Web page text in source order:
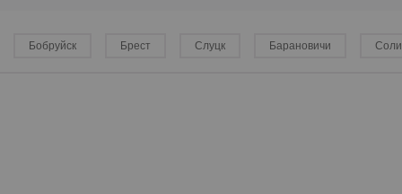
Бобруйск Брест Слуцк Барановичи